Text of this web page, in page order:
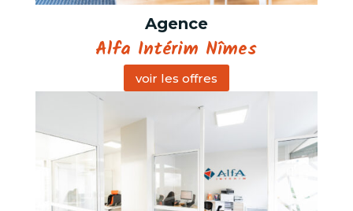
Agence
Alfa Intérim Nîmes
voir les offres